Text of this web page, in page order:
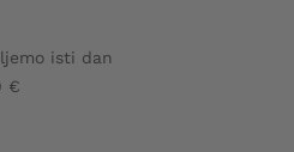
isti dan
€